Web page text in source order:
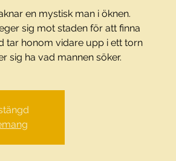
en mystisk man i öknen.
sig mot staden för att finna
tar honom vidare upp i ett torn
sig ha vad mannen söker.